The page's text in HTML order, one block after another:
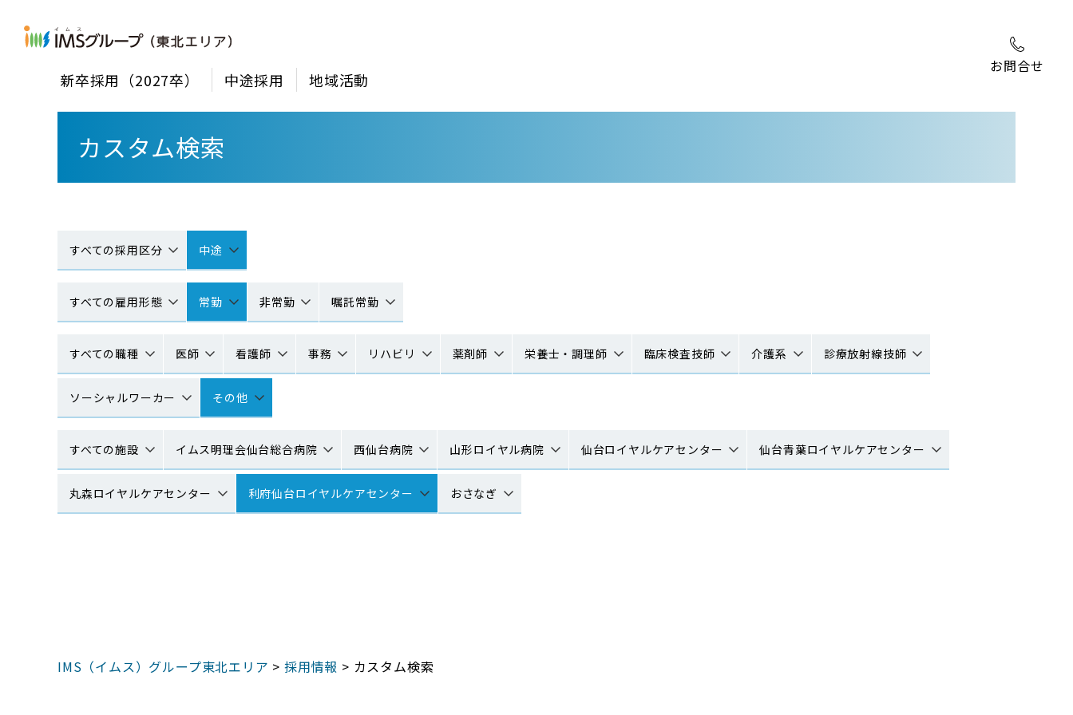
新卒採用（2027卒） 中途採用 地域活動
お問合せ
カスタム検索
すべての採用区分 中途
すべての雇用形態 常勤 非常勤 嘱託常勤
すべての職種 医師 看護師 事務 リハビリ 薬剤師 栄養士・調理師 臨床検査技師 介護系 診療放射線技師
ソーシャルワーカー その他
すべての施設 イムス明理会仙台総合病院 西仙台病院 山形ロイヤル病院 仙台ロイヤルケアセンター 仙台青葉ロイヤルケアセンター
丸森ロイヤルケアセンター 利府仙台ロイヤルケアセンター おさなぎ
IMS（イムス）グループ東北エリア >採用情報 > カスタム検索